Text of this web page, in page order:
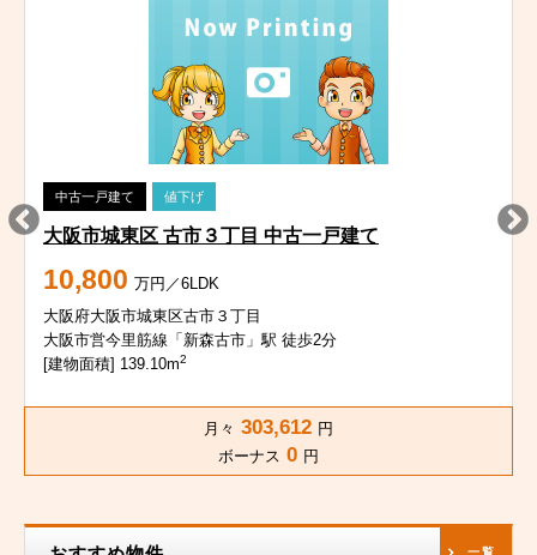
中古一戸建て 値下げ
大阪市城東区 古市３丁目 中古一戸建て
10,800 万円／6LDK
大阪府大阪市城東区古市３丁目
大阪市営今里筋線「新森古市」駅 徒歩2分
[建物面積] 139.10m2
月々 303,612 円
ボーナス 0 円
一覧